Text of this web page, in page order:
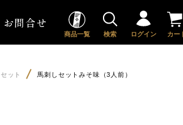
お問合せ
商品一覧 検索 ログイン カー
ット 馬刺しセットみそ味（3人前）